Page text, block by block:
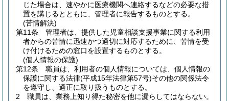
じた場合は、速やかに医療機関へ連絡するなどの必要な措
置を講じるとともに、管理者に報告するものとする。
(苦情解決)
第11条
管理者は、提供した児童相談支援事業に関する利用
者からの苦情に迅速かつ適切に対応するために、苦情を受
け付けるための窓口を設置するものとする。
(個人情報の保護)
第12条
職員は、利用者の個人情報については、個人情報の
保護に関する法律(平成15年法律第57号)その他の関係法令
を遵守し、適正に取り扱うものとする。
2
職員は、業務上知り得た秘密を他に漏らしてはならない。